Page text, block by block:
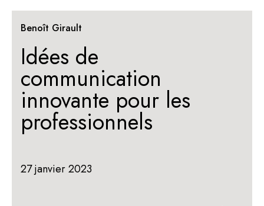
Benoît Girault
Idées de
communication
innovante pour les
professionnels
27 janvier 2023